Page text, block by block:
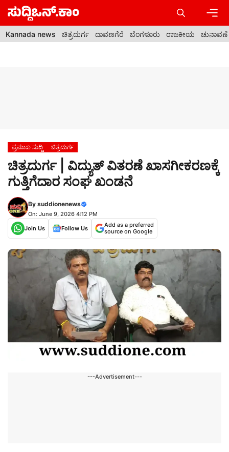
Skip
content
Kannada news ಚಿತ್ರದುರ್ಗ ದಾವಣಗೆರೆ ಬೆಂಗಳೂರು ರಾಜಕೀಯ ಚುನಾವಣೆ
ಪ್ರಮುಖ ಸುದ್ದಿ ಚಿತ್ರದುರ್ಗ
ಚಿತ್ರದುರ್ಗ | ವಿದ್ಯುತ್ ವಿತರಣೆ ಖಾಸಗೀಕರಣಕ್ಕೆ
ಗುತ್ತಿಗೆದಾರ ಸಂಘ ಖಂಡನೆ
By suddionenews
On: June 9, 2026 4:12 PM
Join Us
Follow Us
Add as a preferred
source on Google
---Advertisement---